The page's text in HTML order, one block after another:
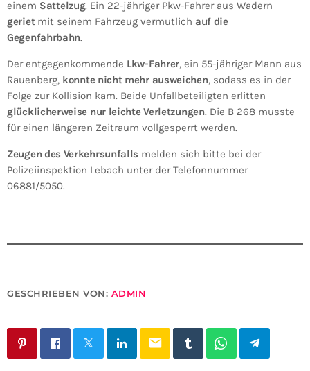
einem Sattelzug. Ein 22-jähriger Pkw-Fahrer aus Wadern
geriet mit seinem Fahrzeug vermutlich auf die
Gegenfahrbahn.
Der entgegenkommende Lkw-Fahrer, ein 55-jähriger Mann aus
Rauenberg, konnte nicht mehr ausweichen, sodass es in der
Folge zur Kollision kam. Beide Unfallbeteiligten erlitten
glücklicherweise nur leichte Verletzungen. Die B 268 musste
für einen längeren Zeitraum vollgesperrt werden.
Zeugen des Verkehrsunfalls melden sich bitte bei der
Polizeiinspektion Lebach unter der Telefonnummer
06881/5050.
GESCHRIEBEN VON: ADMIN
email